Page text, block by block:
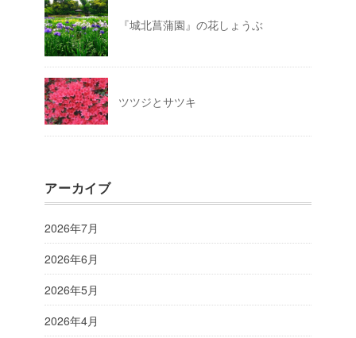
『城北菖蒲園』の花しょうぶ
ツツジとサツキ
アーカイブ
2026年7月
2026年6月
2026年5月
2026年4月